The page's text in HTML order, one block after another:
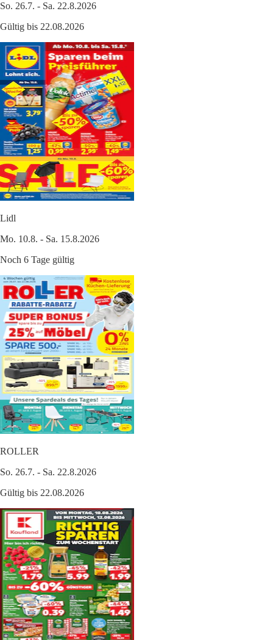
So. 26.7. - Sa. 22.8.2026
Gültig bis 22.08.2026
Lidl
Mo. 10.8. - Sa. 15.8.2026
Noch 6 Tage gültig
ROLLER
So. 26.7. - Sa. 22.8.2026
Gültig bis 22.08.2026